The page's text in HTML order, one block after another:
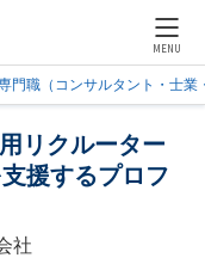
MENU
門職（コンサルタント・士業
リクルーター
援するプロフ
社